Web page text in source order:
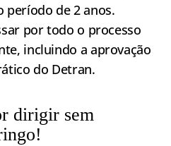
período de 2 anos.
por todo o processo
incluindo a aprovação
do Detran.
dirigir sem